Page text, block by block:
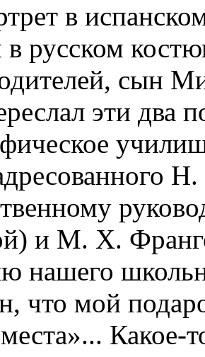
в
русском
сын
эти два
и М. Х.
нашего
что мой
Какое-